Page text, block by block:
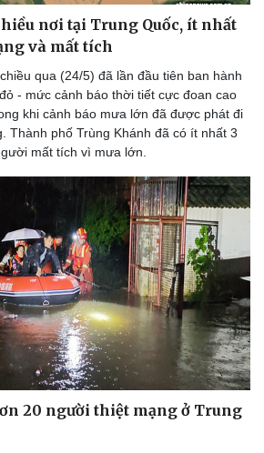
Xe máy
Tư vấn
nơi tại Trung Quốc, ít nhất
và mất tích
qua (24/5) đã lần đầu tiên ban hành
- mức cảnh báo thời tiết cực đoan cao
khi cảnh báo mưa lớn đã được phát đi
Thành phố Trùng Khánh đã có ít nhất 3
mất tích vì mưa lớn.
20 người thiệt mạng ở Trung